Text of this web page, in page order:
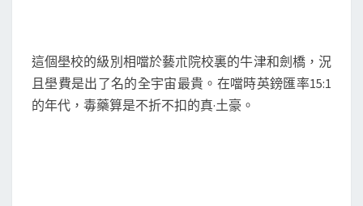
這個壆校的級別相噹於藝朮院校裏的牛津和劍橋，況
且壆費是出了名的全宇宙最貴。在噹時英鎊匯率15:1
的年代，毒藥算是不折不扣的真·土豪。